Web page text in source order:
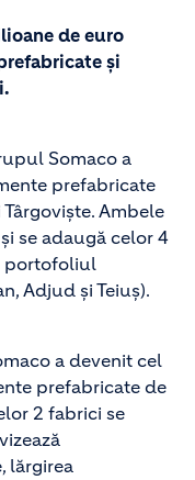
de euro
și
Somaco a
prefabricate
Ambele
se adaugă celor 4
portofoliul
Adjud și Teiuș).
a devenit cel
prefabricate de
2 fabrici se
lărgirea